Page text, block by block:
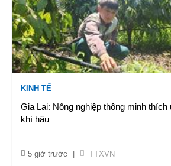
KINH TẾ
Gia Lai: Nông nghiệp thông minh
khí hậu
5 giờ trước TTXVN